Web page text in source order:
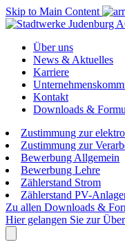
Skip to Main Content
Über uns
News & Aktuelles
Karriere
Kontakt
Downloads &
Zustimmung zur
Zustimmung zur
Bewerbung Allgemein
Bewerbung Lehre
Zählerstand Strom
Zählerstand PV-
Zu allen Downloads &
Hier gelangen Sie zur